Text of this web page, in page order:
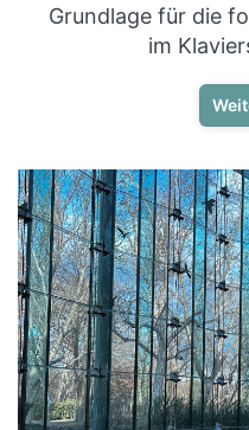
Grundlage für die
im